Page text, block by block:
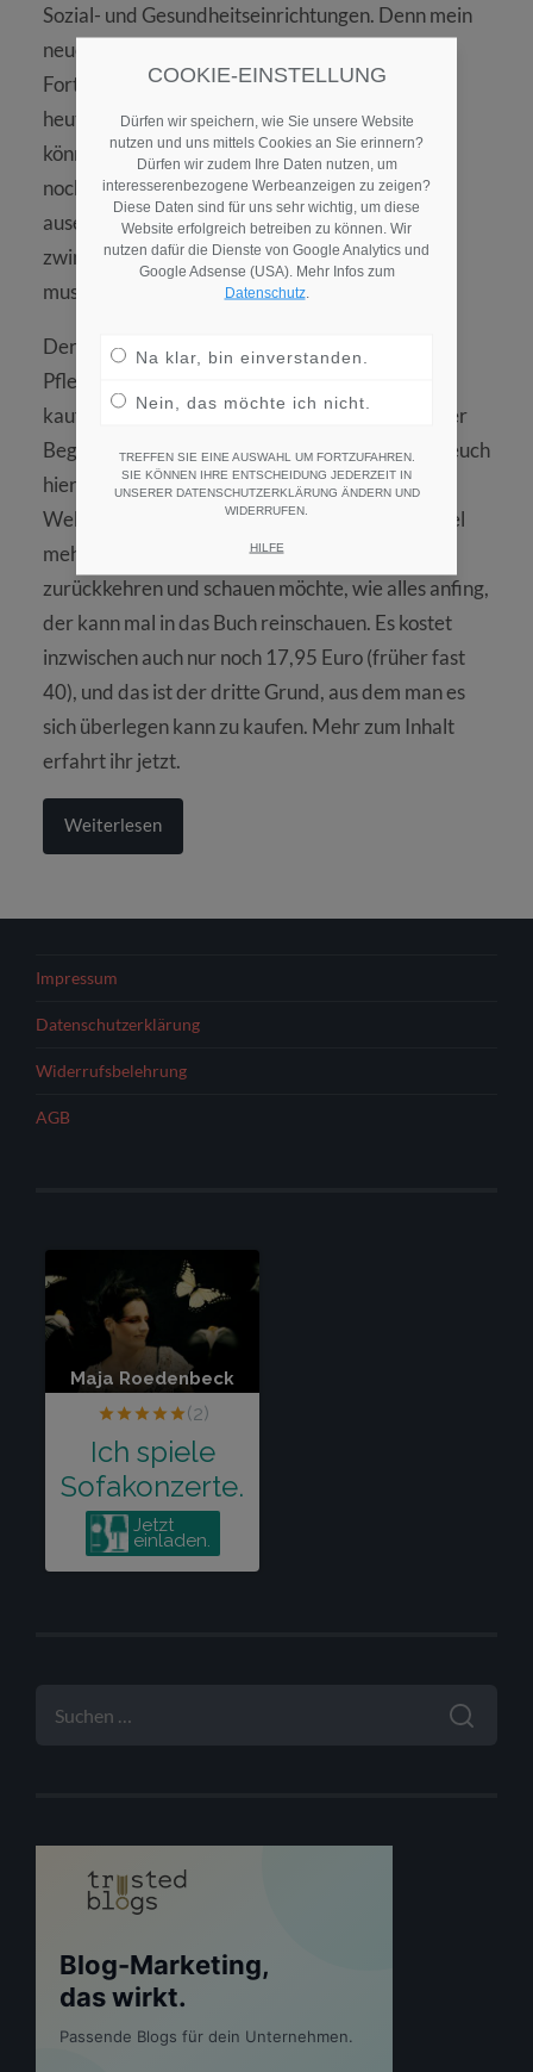
Sozial- und Gesundheitseinrichtungen. Denn mein
neues Buch „
Fortgeschrittene zugeschnitten bzw. auf dem
heutigen Stand modernen Recruitings, und das
könnte einen etwas überfordern, wenn man sich
noch überhaupt nicht mit dem Thema
auseinandergesetzt hat. Es beschreibt aber
zwingend die Zielsetzung, der man sich stellen
muss.
Der zweite Grund, „Personalgewinnung in der
Pflege – Innovative Ideen einfach umgesetzt“ zu
kaufen, ist ein nostalgischer: Dieses Buch war der
Beginn meines Blogs Recruiting2Go, in dem ihr euch
hier befindet. Ursprünglich war es nur eine
Webseite zum Buch, aus der inzwischen sooo viel
mehr geworden ist. Wer also zu den Wurzeln
zurückkehren und schauen möchte, wie alles anfing,
der kann mal in das Buch reinschauen. Es kostet
inzwischen auch nur noch 17,95 Euro (früher fast
40), und das ist der dritte Grund, aus dem man es
sich überlegen kann zu kaufen. Mehr zum Inhalt
erfahrt ihr jetzt.
Weiterlesen
Impressum
Datenschutzerklärung
Widerrufsbelehrung
AGB
NACH:
COOKIE-EINSTELLUNG
Dürfen wir speichern, wie Sie unsere Website
nutzen und uns mittels Cookies an Sie erinnern?
Dürfen wir zudem Ihre Daten nutzen, um
interesserenbezogene Werbeanzeigen zu zeigen?
Diese Daten sind für uns sehr wichtig, um diese
Website erfolgreich betreiben zu können. Wir
nutzen dafür die Dienste von Google Analytics und
Google Adsense (USA). Mehr Infos zum
Datenschutz.
Na klar, bin einverstanden.
Nein, das möchte ich nicht.
TREFFEN SIE EINE AUSWAHL UM FORTZUFAHREN.
SIE KÖNNEN IHRE ENTSCHEIDUNG JEDERZEIT IN
UNSERER DATENSCHUTZERKLÄRUNG ÄNDERN UND
WIDERRUFEN.
HILFE